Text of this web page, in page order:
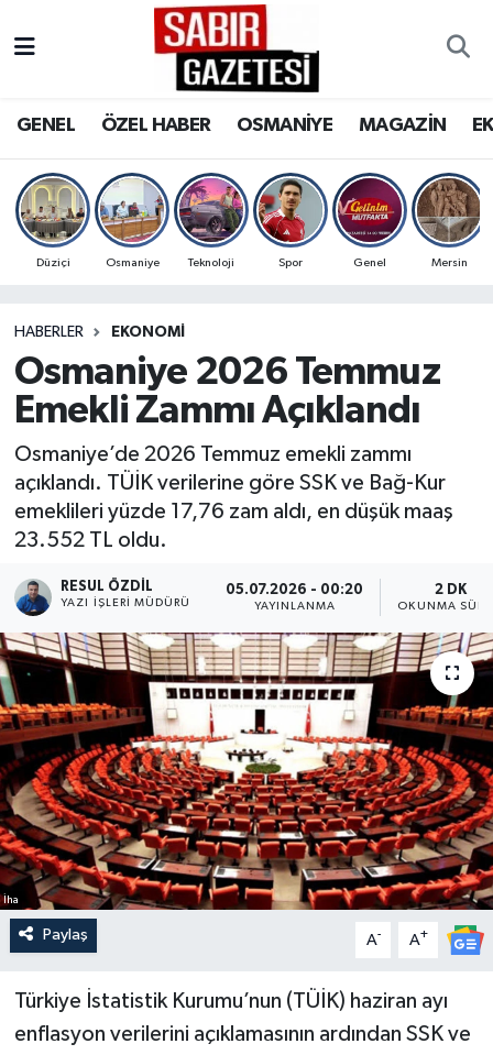
GENEL ÖZEL HABER OSMANİYE MAGAZİN
Düziçi Osmaniye Teknoloji Spor Genel Mersin
HABERLER EKONOMI
Osmaniye 2026 Temmuz
Emekli Zammı Açıklandı
Osmaniye’de 2026 Temmuz emekli zammı
açıklandı. TÜİK verilerine göre SSK ve Bağ-Kur
emeklileri yüzde 17,76 zam aldı, en düşük maaş
23.552 TL oldu.
RESUL ÖZDIL
YAZI İŞLERI MÜDÜRÜ
05.07.2026 - 00:20
YAYINLANMA
2 DK
OKUNMA
İha
Paylaş A- A+
Türkiye İstatistik Kurumu’nun (TÜİK) haziran ayı
enflasyon verilerini açıklamasının ardından SSK ve
OSMANİYE
MAGAZİN
SPOR
RESMİ İLANLAR
Osmaniye Nöbetçi Eczaneler
Osmaniye Trafik Yoğunluk Haritası
Süper Lig Puan Durumu ve Fikstür
Son Dakika Haberleri
Haber Arşivi